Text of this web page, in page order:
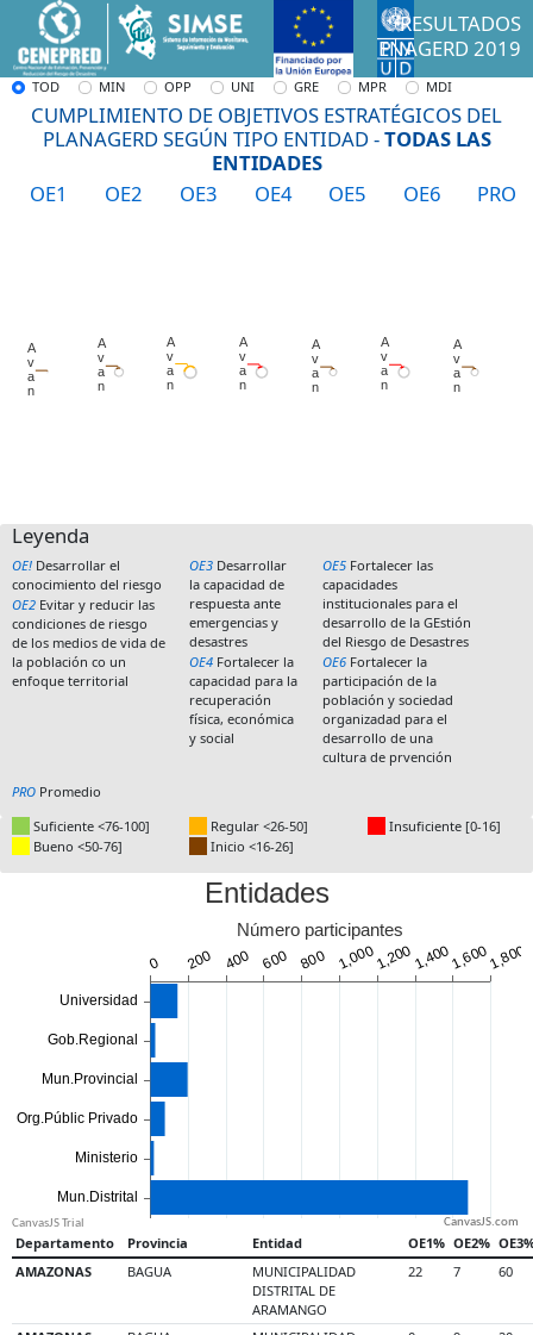
RESULTADOS
ENAGERD 2019
TOD MIN OPP UNI GRE MPR MDI
CUMPLIMIENTO DE OBJETIVOS ESTRATÉGICOS DEL
PLANAGERD SEGÚN TIPO ENTIDAD -TODAS LAS
ENTIDADES
OE1
OE2 OE3 OE4 OE5 OE6 PRO
CanvasJS.com
Leyenda
OE! Desarrollar el
conocimiento del riesgo
OE2 Evitar y reducir las
condiciones de riesgo
de los medios de vida de
la población co un
enfoque territorial
OE3 Desarrollar
la capacidad de
respuesta ante
emergencias y
desastres
OE4 Fortalecer la
capacidad para la
recuperación
física, económica
y social
OE5 Fortalecer las
capacidades
institucionales para el
desarrollo de la GEstión
del Riesgo de Desastres
OE6 Fortalecer la
participación de la
población y sociedad
organizadad para el
desarrollo de una
cultura de prvención
PRO Promedio
Suficiente <76-100]
Bueno <50-76]
Regular <26-50]
Inicio <16-26]
Insuficiente [0-16]
CanvasJS.com
Departamento Provincia Entidad OE1% OE2%
AMAZONAS
BAGUA
MUNICIPALIDAD
DISTRITAL DE
ARAMANGO
22 7 60